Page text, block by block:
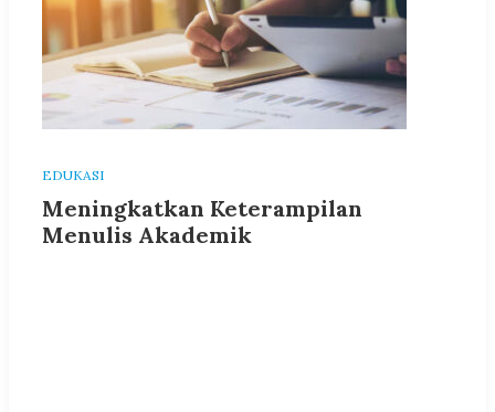
EDUKASI
Meningkatkan Keterampilan
Menulis Akademik